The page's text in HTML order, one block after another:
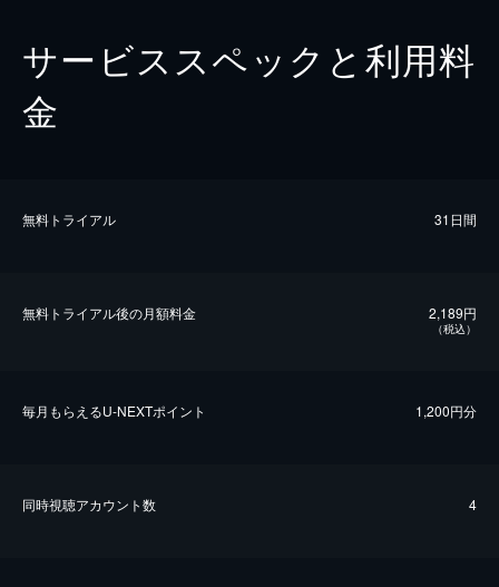
サービススペックと利用料
金
無料トライアル 31日間
無料トライアル後の⽉額料金 2,189円
（税込）
毎⽉もらえるU-NEXTポイント 1,200円分
同時視聴アカウント数 4